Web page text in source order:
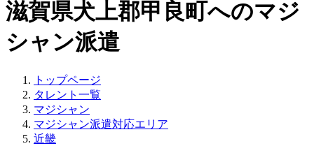
滋賀県犬上郡甲良町へのマジ
シャン派遣
トップページ
タレント一覧
マジシャン
マジシャン派遣対応エリア
近畿